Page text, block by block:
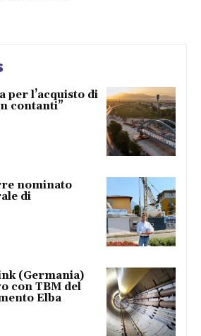
per l’acquisto di
contanti”
nominato
di
(Germania)
con TBM del
Elba